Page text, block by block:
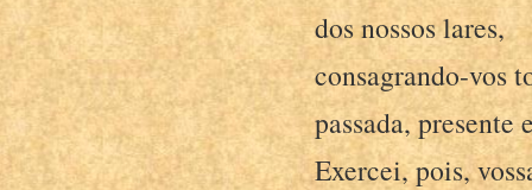
dos nossos lares,
consagrando-vos
passada, presente
Exercei, pois,